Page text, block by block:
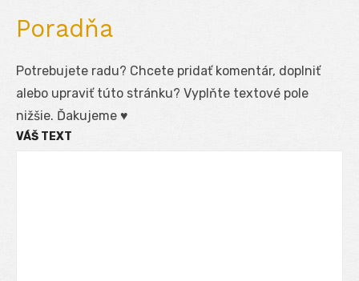
Poradňa
Potrebujete radu? Chcete pridať komentár, doplniť
alebo upraviť túto stránku? Vyplňte textové pole
nižšie. Ďakujeme ♥
VÁŠ TEXT